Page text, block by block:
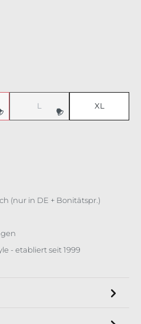
verfügbar.)
ist zurzeit nicht verfügbar.)
L(Diese Option ist zurzeit nicht
XL
verfügbar.)
(nur in DE + Bonitätspr.)
- etabliert seit 1999